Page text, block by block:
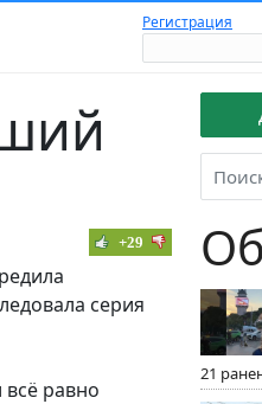
Регистрация
21
+29
серия
равно